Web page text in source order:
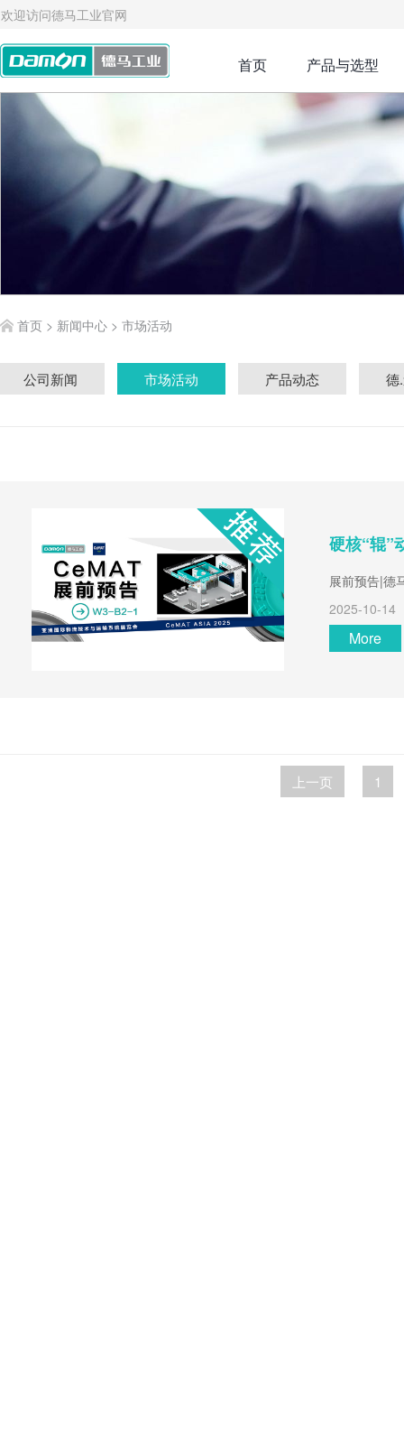
欢迎访问德马工业官网
首页 产品与选型
首页 > 新闻中心 > 市场活动
公司新闻 市场活动 产品动态 德
硬核“辊”
展前预告|德
2025-10-14
More
上一页 1